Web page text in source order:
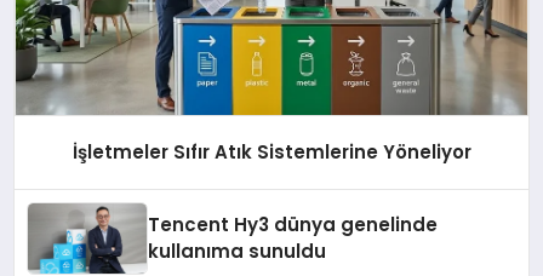
İşletmeler Sıfır Atık Sistemlerine Yöneliyor
Tencent Hy3 dünya genelinde
kullanıma sunuldu